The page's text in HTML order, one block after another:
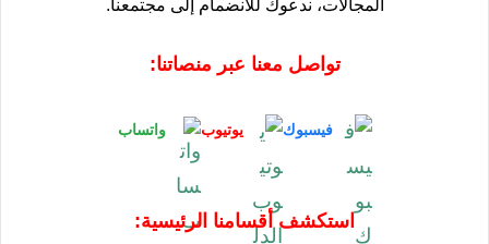
المجالات، ندعوك للانضمام إلى مجتمعنا.
تواصل معنا عبر منصاتنا:
فيسبوك يوتيوب واتساب
استكشف أقسامنا الرئيسية: